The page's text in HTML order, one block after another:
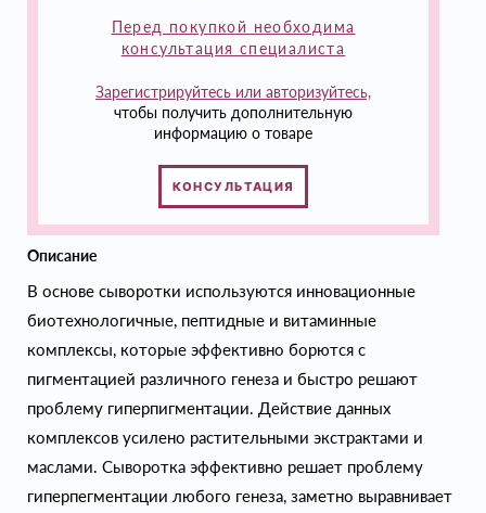
Перед покупкой необходима
консультация специалиста
Зарегистрируйтесь или авторизуйтесь,
чтобы получить дополнительную
информацию о товаре
КОНСУЛЬТАЦИЯ
Описание
В основе сыворотки используются инновационные
биотехнологичные, пептидные и витаминные
комплексы, которые эффективно борются с
пигментацией различного генеза и быстро решают
проблему гиперпигментации. Действие данных
комплексов усилено растительными экстрактами и
маслами. Сыворотка эффективно решает проблему
гиперпегментации любого генеза, заметно выравнивает